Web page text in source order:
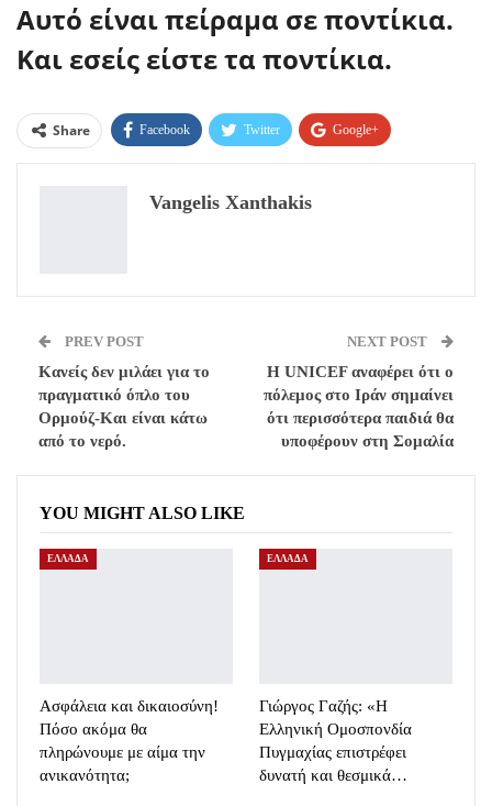
Αυτό είναι πείραμα σε ποντίκια.
Και εσείς είστε τα ποντίκια.
Share Facebook Twitter Google+
Vangelis Xanthakis
PREV POST
Κανείς δεν μιλάει για το
πραγματικό όπλο του
Ορμούζ-Και είναι κάτω
από το νερό.
NEXT POST
Η UNICEF αναφέρει ότι ο
πόλεμος στο Ιράν σημαίνει
ότι περισσότερα παιδιά θα
υποφέρουν στη Σομαλία
YOU MIGHT ALSO LIKE
ΕΛΛΑΔΑ
Ασφάλεια και δικαιοσύνη!
Πόσο ακόμα θα
πληρώνουμε με αίμα την
ανικανότητα;
ΕΛΛΑΔΑ
Γιώργος Γαζής: «Η
Ελληνική Ομοσπονδία
Πυγμαχίας επιστρέφει
δυνατή και θεσμικά…